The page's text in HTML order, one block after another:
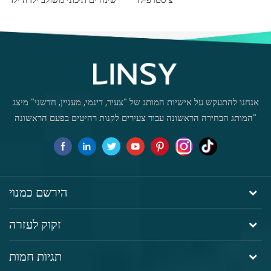
DF1V-B
אנחנו להתעקש על אישיות המותג של "צעיר, דינמי, מעניין, חדשני" מיצג
"המותג הבחירה הראשונה עבור צעירים לקנות רהיטים בפעם הראשונה
הירשם כמנוי
זקוק לעזרה
תגיות חמות